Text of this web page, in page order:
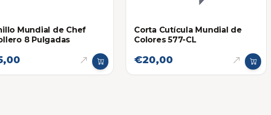
Mundial de Chef
8 Pulgadas
Corta Cutícula Mundial de
Colores 577-CL
€20,00